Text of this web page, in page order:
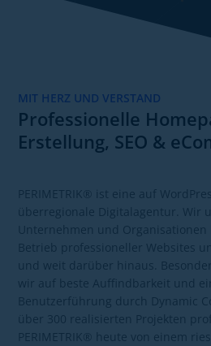
MIT HERZ UND VERSTAND
Professionelle
Erstellung, SEO &
PERIMETRIK® ist eine auf
überregionale Digitalagentur. Wir
Unternehmen und
Betrieb professioneller Websites
und weit darüber hinaus.
wir auf beste Auffindbarkeit und
Benutzerführung durch Dynamic
über 300 realisierten Projekten
PERIMETRIK® heute von einem